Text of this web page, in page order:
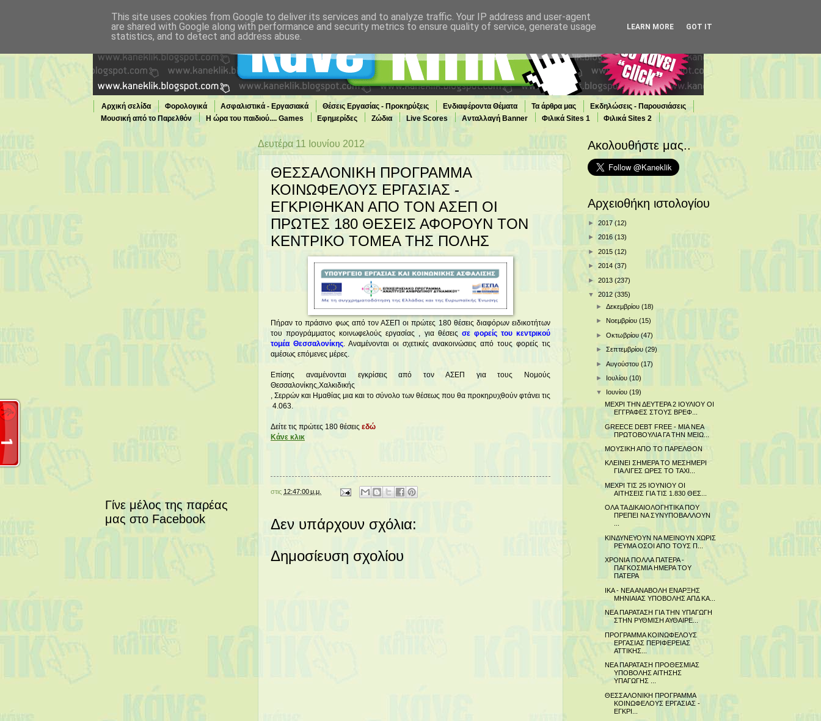
Αρχική σελίδα Φορολογικά Ασφαλιστικά - Εργασιακά Θέσεις Εργασίας - Προκηρύξεις Ενδιαφέροντα Θέματα Τα άρθρα μας
Εκδηλώσεις - Παρουσιάσεις
Μουσική από το Παρελθόν
Η ώρα του παιδιού.... Games Εφημερίδες Ζώδια Live Scores Ανταλλαγή Banner Φιλικά Sites 1
Φιλικά Sites 2
Δευτέρα 11 Ιουνίου 2012
ΘΕΣΣΑΛΟΝΙΚΗ ΠΡΟΓΡΑΜΜΑ
ΚΟΙΝΩΦΕΛΟΥΣ ΕΡΓΑΣΙΑΣ -
ΕΓΚΡΙΘΗΚΑΝ ΑΠΟ ΤΟΝ ΑΣΕΠ ΟΙ
ΠΡΩΤΕΣ 180 ΘΕΣΕΙΣ ΑΦΟΡΟΥΝ ΤΟΝ
ΚΕΝΤΡΙΚΟ ΤΟΜΕΑ ΤΗΣ ΠΟΛΗΣ
Πήραν το πράσινο φως από τον ΑΣΕΠ οι πρώτες 180 θέσεις διαφόρων ειδικοτήτων
του προγράμματος κοινωφελούς εργασίας , για θέσεις σε φορείς του κεντρικού
τομέα Θεσσαλονίκης . Αναμένονται οι σχετικές ανακοινώσεις από τους φορείς τις
αμέσως επόμενες μέρες.
Επίσης αναμένονται εγκρίσεις από τον ΑΣΕΠ για τους Νομούς
Θεσσαλονίκης,Χαλκιδικής
, Σερρών και Ημαθίας μια και το σύνολο των θέσεως που θα προκηρυχθούν φτάνει τις
4.063.
Δείτε τις πρώτες 180 θέσεις εδώ
Κάνε κλικ
στις 12:47:00 μ.μ.
Δεν υπάρχουν σχόλια:
Δημοσίευση σχολίου
Γίνε μέλος της παρέας
μας στο Facebook
Ακολουθήστε μας..
Αρχειοθήκη ιστολογίου
► 2017 (12)
► 2016 (13)
► 2015 (12)
► 2014 (37)
► 2013 (237)
▼ 2012 (335)
►Δεκεμβρίου(18)
► Νοεμβρίου(15)
►Οκτωβρίου(47)
►Σεπτεμβρίου(29)
►Αυγούστου(17)
► Ιουλίου(10)
▼
Ιουνίου(19)
ΜΕΧΡΙ ΤΗΝ ΔΕΥΤΕΡΑ 2 ΙΟΥΛΙΟΥ ΟΙ
ΕΓΓΡΑΦΕΣ ΣΤΟΥΣ ΒΡΕΦ...
GREECE DEBT FREE - ΜΙΑ ΝΕΑ
ΠΡΩΤΟΒΟΥΛΙΑ ΓΑ ΤΗΝ ΜΕΙΩ...
ΜΟΥΣΙΚΗ ΑΠΟ ΤΟ ΠΑΡΕΛΘΟΝ
ΚΛΕΙΝΕΙ ΣΗΜΕΡΑ ΤΟ ΜΕΣΗΜΕΡΙ
ΓΙΑ ΛΙΓΕΣ ΩΡΕΣ ΤΟ TAXI...
ΜΕΧΡΙ ΤΙΣ 25 ΙΟΥΝΙΟΥ ΟΙ
ΑΙΤΗΣΕΙΣ ΓΙΑ ΤΙΣ 1.830 ΘΕΣ...
ΟΛΑ ΤΑ ΔΙΚΑΙΟΛΟΓΗΤΙΚΑ ΠΟΥ
ΠΡΕΠΕΙ ΝΑ ΣΥΝΥΠΟΒΑΛΛΟΥΝ
...
ΚΙΝΔΥΝΕΥΟΥΝ ΝΑ ΜΕΙΝΟΥΝ ΧΩΡΙΣ
ΡΕΥΜΑ ΟΣΟΙ ΑΠΟ ΤΟΥΣ Π...
ΧΡΟΝΙΑ ΠΟΛΛΑ ΠΑΤΕΡΑ -
ΠΑΓΚΟΣΜΙΑ ΗΜΕΡΑ ΤΟΥ
ΠΑΤΕΡΑ
ΙΚΑ - ΝΕΑ ΑΝΑΒΟΛΗ ΕΝΑΡΞΗΣ
ΜΗΝΙΑΙΑΣ ΥΠΟΒΟΛΗΣ ΑΠΔ ΚΑ...
ΝΕΑ ΠΑΡΑΤΑΣΗ ΓΙΑ ΤΗΝ ΥΠΑΓΩΓΗ
ΣΤΗΝ ΡΥΘΜΙΣΗ ΑΥΘΑΙΡΕ...
ΠΡΟΓΡΑΜΜΑ ΚΟΙΝΩΦΕΛΟΥΣ
ΕΡΓΑΣΙΑΣ ΠΕΡΙΦΕΡΕΙΑΣ
ΑΤΤΙΚΗΣ...
ΝΕΑ ΠΑΡΑΤΑΣΗ ΠΡΟΘΕΣΜΙΑΣ
ΥΠΟΒΟΛΗΣ ΑΙΤΗΣΗΣ
ΥΠΑΓΩΓΗΣ ...
ΘΕΣΣΑΛΟΝΙΚΗ ΠΡΟΓΡΑΜΜΑ
ΚΟΙΝΩΦΕΛΟΥΣ ΕΡΓΑΣΙΑΣ -
ΕΓΚΡΙ...
This site uses cookies from Google to deliver its services and to analyze traffic. Your IP address and user-agent
are shared with Google along with performance and security metrics to ensure quality of service, generate usage
statistics, and to detect and address abuse.
LEARN MORE GOT IT